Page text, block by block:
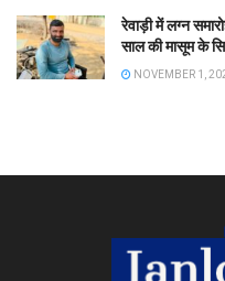
रेवाड़ी में लग्न
साल की मासूम के
NOVEMBER 1,